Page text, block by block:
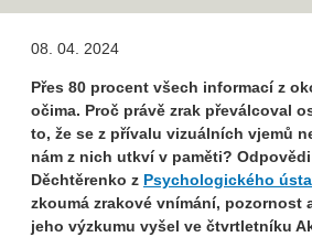
08. 04. 2024
Přes 80 procent všech informací z
očima. Proč právě zrak převálcoval
to, že se z přívalu vizuálních vjemů
nám z nich utkví v paměti?
Děchtěrenko z Psychologického
zkoumá zrakové vnímání, pozornost
jeho výzkumu vyšel ve čtvrtletníku